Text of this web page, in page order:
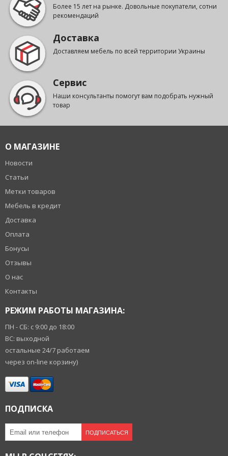
Более 15 лет на рынке. Довольные покупатели, сотни
рекомендаций
Доставка
Доставляем мебель по всей территории Украины
Сервис
Наши консультанты помогут вам подобрать нужный
товар
О МАГАЗИНЕ
Новости
Статьи
Метки товаров
Мебель в кредит
Доставка
Оплата
Бонусы
Отзывы
О нас
Контакты
РЕЖИМ РАБОТЫ МАГАЗИНА:
ПН - СБ: с 9:00 до 18:00
ВС: выходной
остальные 24/7 работаем
через on-line корзину)
ПОДПИСКА
ПОДПИСАТЬСЯ